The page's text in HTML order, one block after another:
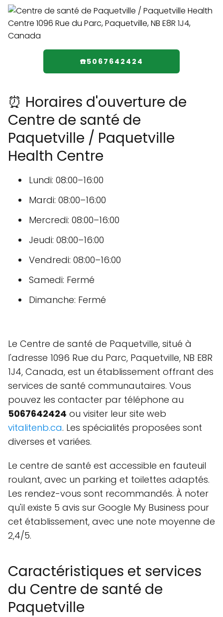
☎️5067642424
⏰ Horaires d'ouverture de
Centre de santé de
Paquetville / Paquetville
Health Centre
Lundi: 08:00–16:00
Mardi: 08:00–16:00
Mercredi: 08:00–16:00
Jeudi: 08:00–16:00
Vendredi: 08:00–16:00
Samedi: Fermé
Dimanche: Fermé
Le Centre de santé de Paquetville, situé à
l'adresse 1096 Rue du Parc, Paquetville, NB E8R
1J4, Canada, est un établissement offrant des
services de santé communautaires. Vous
pouvez les contacter par téléphone au
5067642424 ou visiter leur site web
vitalitenb.ca. Les spécialités proposées sont
diverses et variées.
Le centre de santé est accessible en fauteuil
roulant, avec un parking et toilettes adaptés.
Les rendez-vous sont recommandés. À noter
qu'il existe 5 avis sur Google My Business pour
cet établissement, avec une note moyenne de
2,4/5.
Caractéristiques et services
du Centre de santé de
Paquetville